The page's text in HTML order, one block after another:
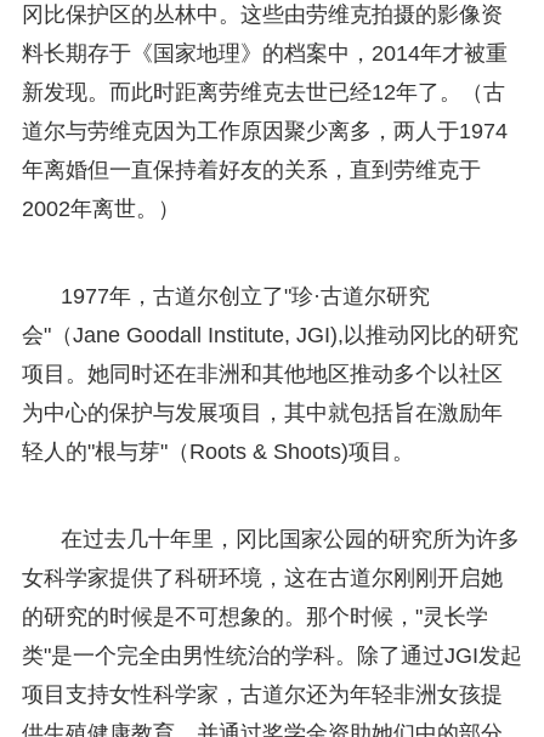
冈比保护区的丛林中。这些由劳维克拍摄的影像资
料长期存于《国家地理》的档案中，2014年才被重
新发现。而此时距离劳维克去世已经12年了。（古
道尔与劳维克因为工作原因聚少离多，两人于1974
年离婚但一直保持着好友的关系，直到劳维克于
2002年离世。）
1977年，古道尔创立了"珍·古道尔研究
会"（Jane Goodall Institute, JGI),以推动冈比的研究
项目。她同时还在非洲和其他地区推动多个以社区
为中心的保护与发展项目，其中就包括旨在激励年
轻人的"根与芽"（Roots & Shoots)项目。
在过去几十年里，冈比国家公园的研究所为许多
女科学家提供了科研环境，这在古道尔刚刚开启她
的研究的时候是不可想象的。那个时候，"灵长学
类"是一个完全由男性统治的学科。除了通过JGI发起
项目支持女性科学家，古道尔还为年轻非洲女孩提